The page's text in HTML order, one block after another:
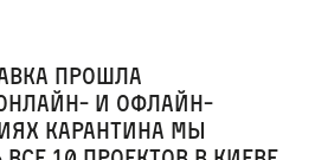
прошла
и офлайн-
карантина мы